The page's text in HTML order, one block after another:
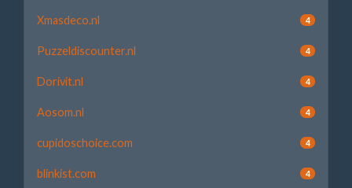
Xmasdeco.nl 4
Puzzeldiscounter.nl 4
Dorivit.nl 4
Aosom.nl 4
cupidoschoice.com 4
blinkist.com 4